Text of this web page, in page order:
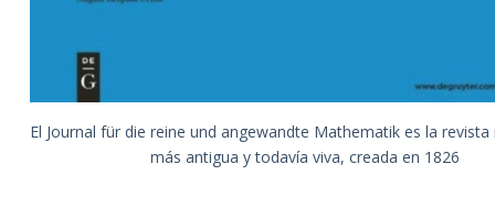
El Journal für die reine und angewandte Mathematik es la
más antigua y todavía viva, creada en 1826